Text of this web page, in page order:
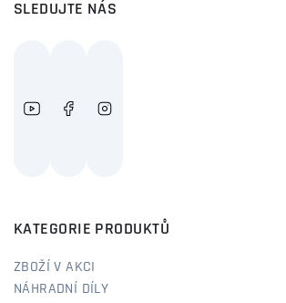
SLEDUJTE NÁS
KATEGORIE PRODUKTŮ
ZBOŽÍ V AKCI
NÁHRADNÍ DÍLY